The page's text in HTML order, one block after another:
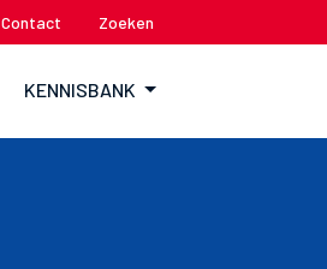
Contact Zoeken
KENNISBANK